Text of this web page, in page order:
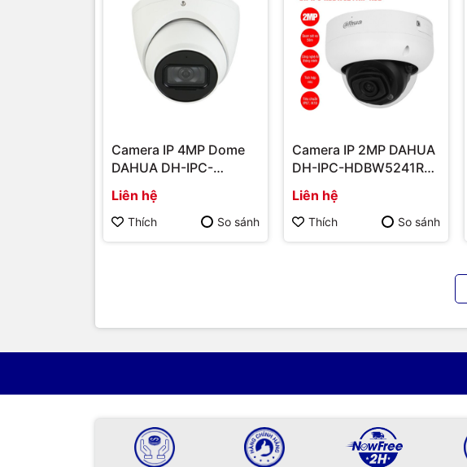
Camera IP 4MP Dome
DAHUA DH-IPC-
HDW5442TMP-AS |
Hàng chính hãng
Liên hệ
Thích So sánh
Camera IP 2MP DAHUA
DH-IPC-HDBW5241RP-
ASE | Hàng chính hãng
Liên hệ
Thích So sánh